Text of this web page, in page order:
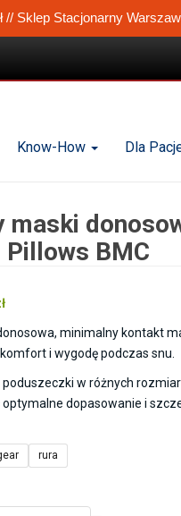
// Sklep Stacjonarny
Know-How Dla
maski
Pillows BMC
Zakres
do
100.00zł
minimalny kontakt
i wygodę podczas snu.
w różnych
optymalne dopasowanie i
rura